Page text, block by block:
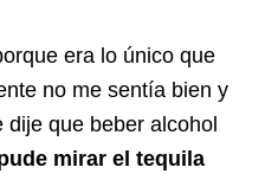
era lo único que
no me sentía bien y
que beber alcohol
mirar el tequila